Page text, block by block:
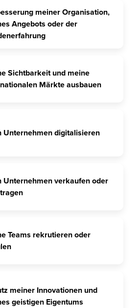
meiner Organisation,
Angebots oder der
Sichtbarkeit und meine
Märkte ausbauen
Unternehmen digitalisieren
Unternehmen verkaufen oder
Teams rekrutieren oder
meiner Innovationen und
geistigen Eigentums